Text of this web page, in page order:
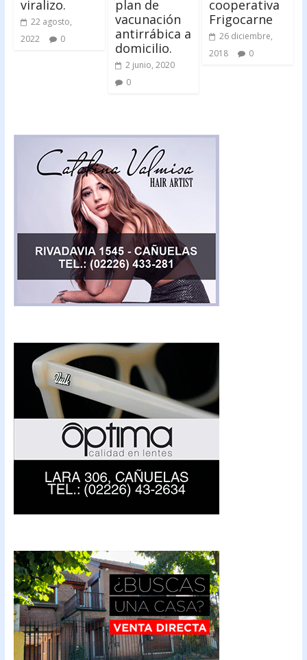
viralizo.
22 agosto,
2022
0
plan de
vacunación
antirrábica a
domicilio.
2 junio, 2020
0
cooperativa
Frigocarne
26 diciembre,
2018
0